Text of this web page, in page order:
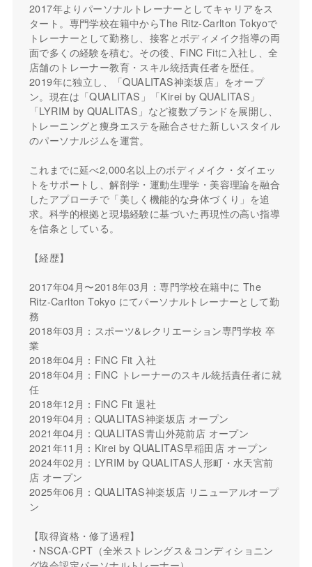
2017年よりパーソナルトレーナーとしてキャリアをス
タート。専門学校在籍中からThe Ritz-Carlton Tokyoで
トレーナーとして勤務し、接客とボディメイク指導の両
面で多くの経験を積む。その後、FiNC Fitに入社し、全
店舗のトレーナー教育・スキル統括責任者を歴任。
2019年に独立し、「QUALITAS神楽坂店」をオープ
ン。現在は「QUALITAS」「Kirei by QUALITAS」
「LYRIM by QUALITAS」など複数ブランドを展開し、
トレーニングと痩身エステを融合させた新しいスタイル
のパーソナルジムを運営。
これまでに延べ2,000名以上のボディメイク・ダイエッ
トをサポートし、解剖学・運動生理学・美容理論を融合
したアプローチで「美しく機能的な身体づくり」を追
求。科学的根拠と現場経験に基づいた再現性の高い指導
を信条としている。
【経歴】
2017年04月〜2018年03月：専門学校在籍中に The
Ritz-Carlton Tokyo にてパーソナルトレーナーとして勤
務
2018年03月：スポーツ&レクリエーション専門学校 卒
業
2018年04月：FiNC Fit 入社
2018年04月：FiNC トレーナーのスキル統括責任者に就
任
2018年12月：FiNC Fit 退社
2019年04月：QUALITAS神楽坂店 オープン
2021年04月：QUALITAS青山外苑前店 オープン
2021年11月：Kirei by QUALITAS早稲田店 オープン
2024年02月：LYRIM by QUALITAS人形町・水天宮前
店 オープン
2025年06月：QUALITAS神楽坂店 リニューアルオープ
ン
【取得資格・修了過程】
・NSCA-CPT（全米ストレングス＆コンディショニン